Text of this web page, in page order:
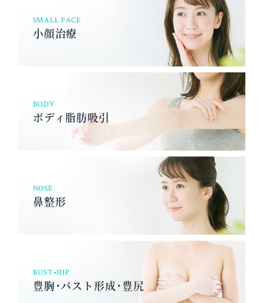
SMALL FACE
小顔治療
BODY
ボディ脂肪吸引
NOSE
鼻整形
BUST•HIP
豊胸･バスト形成･豊尻